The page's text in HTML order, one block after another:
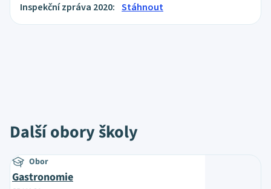
Inspekční zpráva 2020: Stáhnout
Další obory školy
Obor
Gastronomie